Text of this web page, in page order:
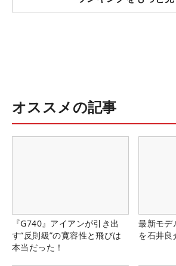
オススメの記事
『G740』アイアンが引き出
す“反則級”の寛容性と飛びは
本当だった！
最新モデ
を石井良